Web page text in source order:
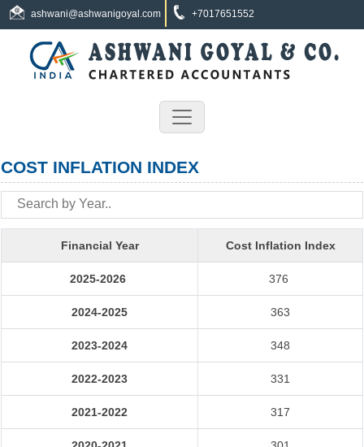
ashwani@ashwanigoyal.com +7017651552
COST INFLATION INDEX
Financial Year Cost Inflation Index
2025-2026 376
2024-2025 363
2023-2024 348
2022-2023 331
2021-2022 317